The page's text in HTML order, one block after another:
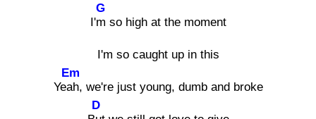
I'm
G
so high at the moment
I'm so caught up in this
Yeah
Em
, we're just young, dumb and broke
D